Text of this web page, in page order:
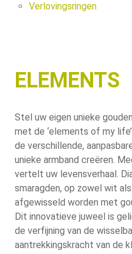
Verlovingsringen
ELEMENTS
Stel uw eigen unieke
met de ‘elements of my
de verschillende,
unieke armband creëren.
vertelt uw levensverhaal.
smaragden, op zowel wit
afgewisseld worden met
Dit innovatieve juweel is
de verfijning van de
aantrekkingskracht van de